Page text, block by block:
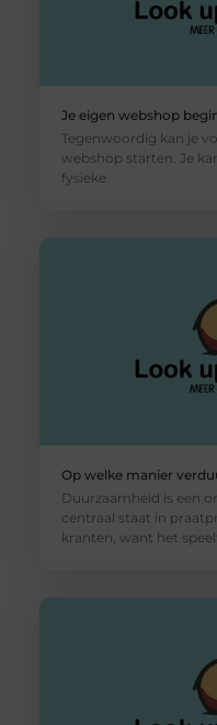
Je eigen webshop
Tegenwoordig kan je
webshop starten. Je
fysieke
Op welke manier
Duurzaamheid is een
centraal staat in
kranten, want het